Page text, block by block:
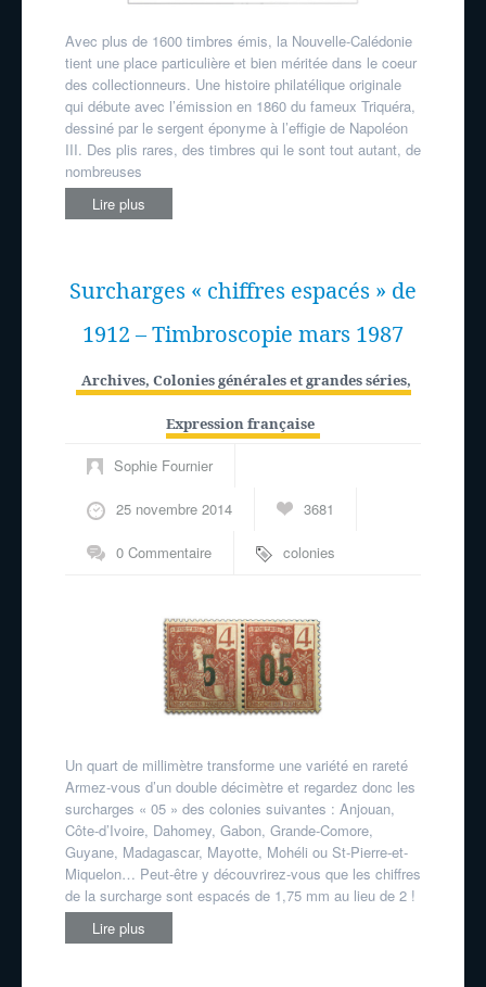
Avec plus de 1600 timbres émis, la Nouvelle-Calédonie
tient une place particulière et bien méritée dans le coeur
des collectionneurs. Une histoire philatélique originale
qui débute avec l’émission en 1860 du fameux Triquéra,
dessiné par le sergent éponyme à l’effigie de Napoléon
III. Des plis rares, des timbres qui le sont tout autant, de
nombreuses
Lire plus
Surcharges « chiffres espacés » de
1912 – Timbroscopie mars 1987
Archives, Colonies générales et grandes séries,
Expression française
Sophie Fournier
25 novembre 2014 3681
0 Commentaire colonies
Un quart de millimètre transforme une variété en rareté
Armez-vous d’un double décimètre et regardez donc les
surcharges « 05 » des colonies suivantes : Anjouan,
Côte-d’Ivoire, Dahomey, Gabon, Grande-Comore,
Guyane, Madagascar, Mayotte, Mohéli ou St-Pierre-et­
Miquelon… Peut-être y découvrirez-vous que les chiffres
de la surcharge sont espacés de 1,75 mm au lieu de 2 !
Lire plus